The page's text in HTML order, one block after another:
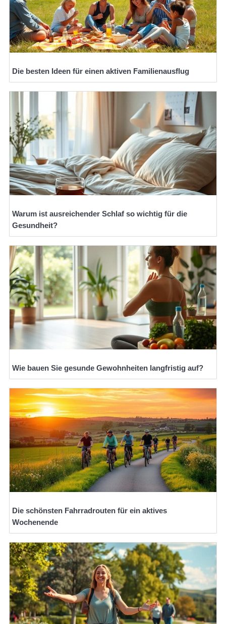
Die besten Ideen für einen aktiven Familienausflug
Warum ist ausreichender Schlaf so wichtig für die
Gesundheit?
Wie bauen Sie gesunde Gewohnheiten langfristig auf?
Die schönsten Fahrradrouten für ein aktives
Wochenende